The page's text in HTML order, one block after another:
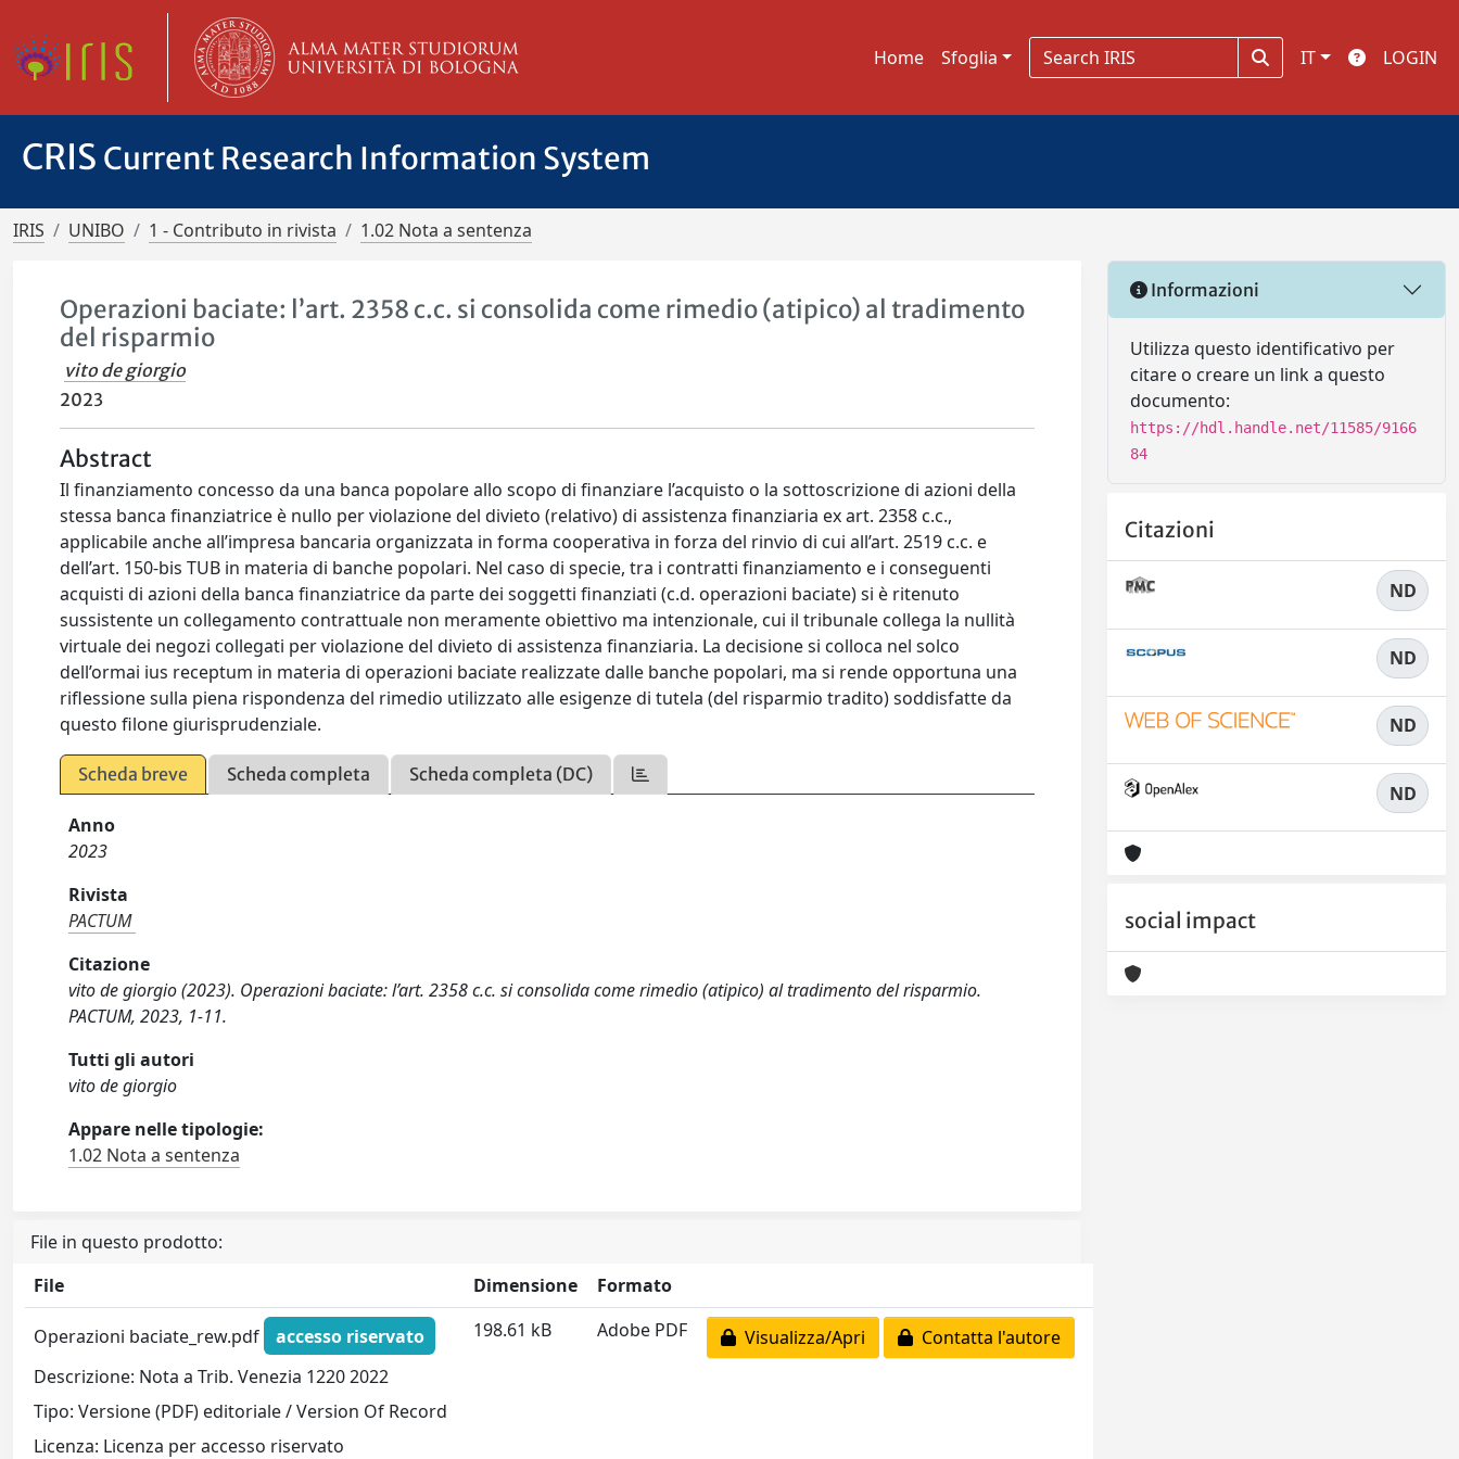
Home Sfoglia IT LOGIN
CRIS Current Research Information System
IRIS UNIBO 1 - Contributo in rivista 1.02 Nota a sentenza
Operazioni baciate: l’art. 2358 c.c. si consolida come rimedio (atipico) al tradimento
del risparmio
vito de giorgio
2023
Abstract
Il finanziamento concesso da una banca popolare allo scopo di finanziare l’acquisto o la sottoscrizione di azioni della
stessa banca finanziatrice è nullo per violazione del divieto (relativo) di assistenza finanziaria ex art. 2358 c.c.,
applicabile anche all’impresa bancaria organizzata in forma cooperativa in forza del rinvio di cui all’art. 2519 c.c. e
dell’art. 150-bis TUB in materia di banche popolari. Nel caso di specie, tra i contratti finanziamento e i conseguenti
acquisti di azioni della banca finanziatrice da parte dei soggetti finanziati (c.d. operazioni baciate) si è ritenuto
sussistente un collegamento contrattuale non meramente obiettivo ma intenzionale, cui il tribunale collega la nullità
virtuale dei negozi collegati per violazione del divieto di assistenza finanziaria. La decisione si colloca nel solco
dell’ormai ius receptum in materia di operazioni baciate realizzate dalle banche popolari, ma si rende opportuna una
riflessione sulla piena rispondenza del rimedio utilizzato alle esigenze di tutela (del risparmio tradito) soddisfatte da
questo filone giurisprudenziale.
Scheda breve Scheda completa Scheda completa (DC)
Anno
2023
Rivista
PACTUM
Citazione
vito de giorgio (2023). Operazioni baciate: l’art. 2358 c.c. si consolida come rimedio (atipico) al tradimento del risparmio.
PACTUM, 2023, 1-11.
Tutti gli autori
vito de giorgio
Appare nelle tipologie:
1.02 Nota a sentenza
File in questo prodotto:
File
Dimensione Formato
Operazioni baciate_rew.pdf
accesso riservato
Descrizione: Nota a Trib. Venezia 1220 2022
Tipo: Versione (PDF) editoriale / Version Of Record
Licenza: Licenza per accesso riservato
198.61 kB Adobe PDF Visualizza/Apri Contatta l'autore
Informazioni
Utilizza questo identificativo per
citare o creare un link a questo
documento:
https://hdl.handle.net/11585/9166
84
Citazioni
ND
ND
ND
ND
social impact